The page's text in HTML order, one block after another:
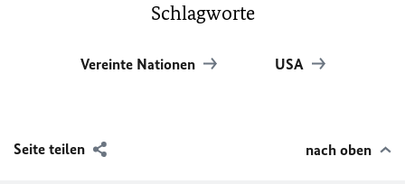
Schlagworte
Vereinte Nationen USA
Seite teilen nach oben